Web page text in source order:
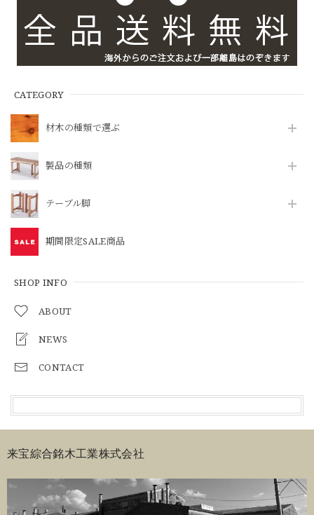
CATEGORY
材木の種類で選ぶ
製品の種類
テーブル脚
期間限定SALE商品
SHOP INFO
ABOUT
NEWS
CONTACT
来宝綜合銘木工業株式会社